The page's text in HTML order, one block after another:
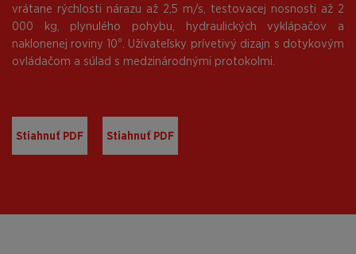
vrátane rýchlosti nárazu až 2,5 m/s, testovacej nosnosti až 2
000 kg, plynulého pohybu, hydraulických vyklápačov a
naklonenej roviny 10⁰. Užívateľsky prívetivý dizajn s dotykovým
ovládačom a súlad s medzinárodnými protokolmi.
Stiahnuť PDF Stiahnuť PDF